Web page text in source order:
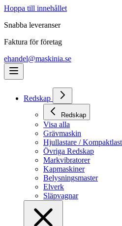
Hoppa till innehållet
Snabba leveranser
Faktura för företag
ehandel@maskinia.se
Redskap
Redskap
Visa alla
Grävmaskin
Hjullastare /
Övriga Redskap
Markvibratorer
Kapmaskiner
Belysningsmaster
Elverk
Släpvagnar